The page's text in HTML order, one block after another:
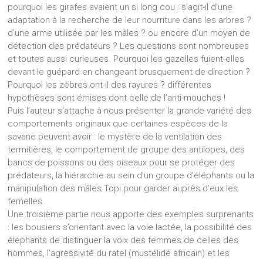
pourquoi les girafes avaient un si long cou : s’agit-il d’une
adaptation à la recherche de leur nourriture dans les arbres ?
d’une arme utilisée par les mâles ? ou encore d’un moyen de
détection des prédateurs ? Les questions sont nombreuses
et toutes aussi curieuses. Pourquoi les gazelles fuient-elles
devant le guépard en changeant brusquement de direction ?
Pourquoi les zèbres ont-il des rayures ? différentes
hypothèses sont émises dont celle de l’anti-mouches !
Puis l’auteur s’attache à nous présenter la grande variété des
comportements originaux que certaines espèces de la
savane peuvent avoir : le mystère de la ventilation des
termitières, le comportement de groupe des antilopes, des
bancs de poissons ou des oiseaux pour se protéger des
prédateurs, la hiérarchie au sein d’un groupe d’éléphants ou la
manipulation des mâles Topi pour garder auprès d’eux les
femelles.
Une troisième partie nous apporte des exemples surprenants
: les bousiers s’orientant avec la voie lactée, la possibilité des
éléphants de distinguer la voix des femmes de celles des
hommes, l’agressivité du ratel (mustélidé africain) et les